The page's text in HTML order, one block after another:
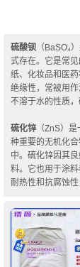
硫酸钡 （BaSO₄
式存在。它是常
纸、化妆品和医
绝缘性，常被用
不溶于水的性质
硫化锌 （ZnS）
种重要的无机化
中。硫化锌因其
料。它也用于涂
耐热性和抗腐蚀